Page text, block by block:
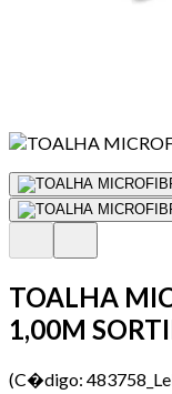
TOALHA
1,00M
(C�digo: